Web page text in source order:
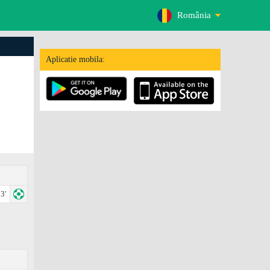
România
Aplicatie mobila: